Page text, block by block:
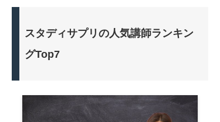
スタディサプリの人気講師ランキン
グTop7